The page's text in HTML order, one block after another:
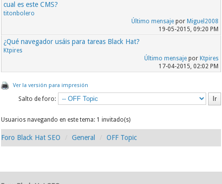
cual es este CMS?
titonbolero
Último mensajepor Miguel2008
19-05-2015, 09:20 PM
¿Qué navegador usáis para tareas Black Hat?
Ktpires
Último mensajepor Ktpires
17-04-2015, 02:02 PM
Ver la versión para impresión
Salto de foro:
Usuarios navegando en este tema: 1 invitado(s)
Foro Black Hat SEO General OFF Topic